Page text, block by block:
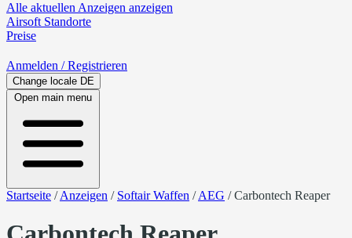
Alle aktuellen Anzeigen anzeigen
Airsoft Standorte
Preise
Anmelden / Registrieren
Change locale DE
Open main menu
Startseite /Anzeigen / Softair Waffen /AEG /Carbontech Reaper